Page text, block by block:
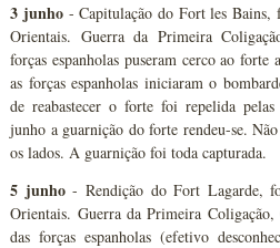
3 junho - Capitulação do Fort les Bains,
Orientais. Guerra da Primeira
forças espanholas puseram cerco ao
as forças espanholas iniciaram o
de reabastecer o forte foi repelida
junho a guarnição do forte rendeu-se.
os lados. A guarnição foi toda capturada.
5 junho- Rendição do Fort Lagarde,
Orientais. Guerra da Primeira
das forças espanholas (efetivo